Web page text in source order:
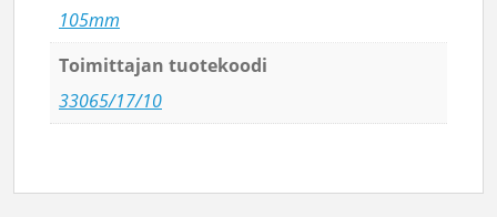
105mm
Toimittajan tuotekoodi
33065/17/10